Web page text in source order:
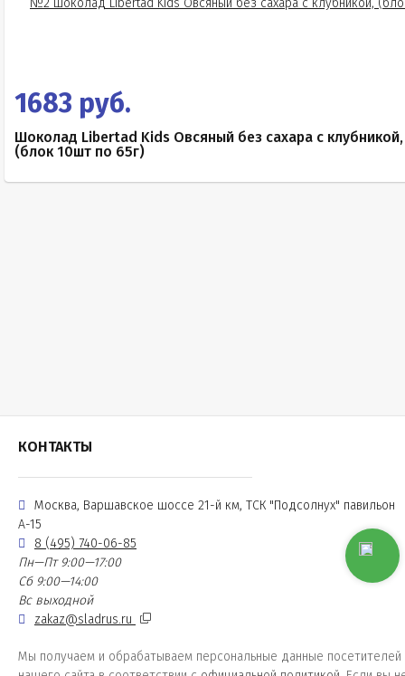
1683 руб.
Шоколад Libertad Kids Овсяный без сахара с клубникой,
(блок 10шт по 65г)
КОНТАКТЫ
Москва, Варшавское шоссе 21-й км, ТСК "Подсолнух" павильон
А-15
8 (495) 740-06-85
Пн—Пт 9:00—17:00
Сб 9:00—14:00
Вс выходной
zakaz@sladrus.ru
Мы получаем и обрабатываем персональные данные посетителей